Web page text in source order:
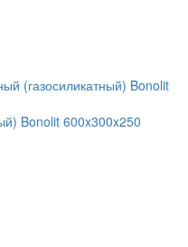
Bonolit 600x300x250